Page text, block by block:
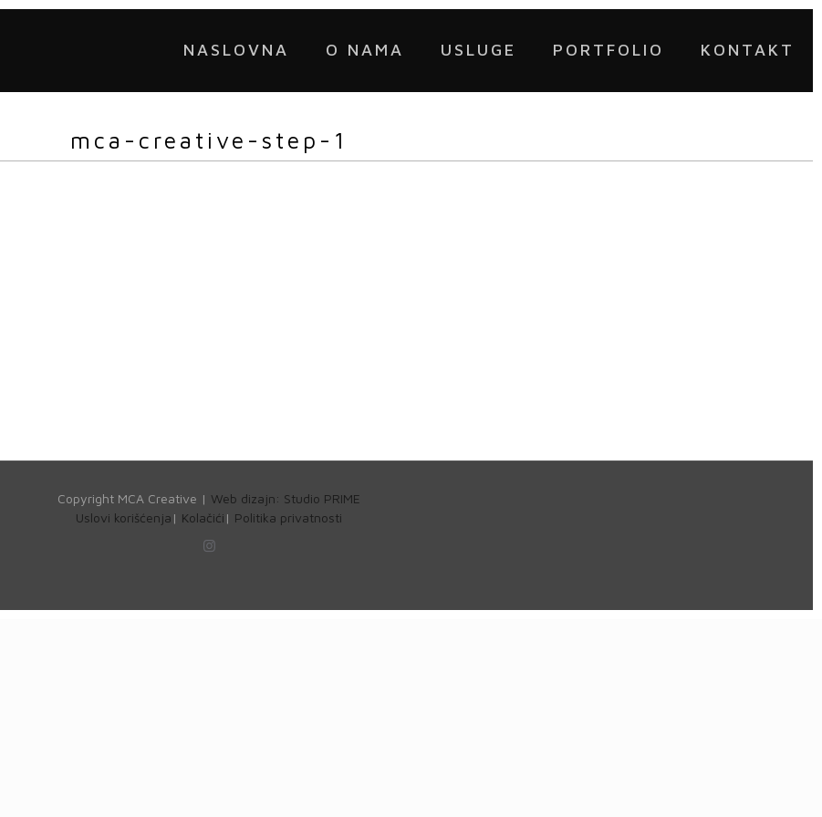
NASLOVNA O NAMA USLUGE PORTFOLIO KONTAKT
mca-creative-step-1
Copyright MCA Creative | Web dizajn: Studio PRIME
Uslovi korišćenja | Kolačići | Politika privatnosti